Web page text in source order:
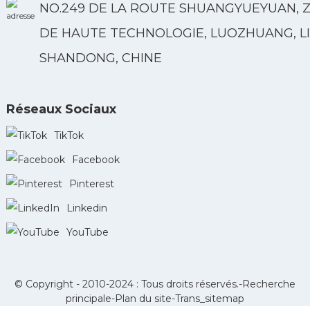
NO.249 DE LA ROUTE SHUANGYUEYUAN,
DE HAUTE TECHNOLOGIE, LUOZHUANG,
SHANDONG, CHINE
Réseaux Sociaux
TikTok
Facebook
Pinterest
Linkedin
YouTube
© Copyright - 2010-2024 : Tous droits réservés.-Recherche
principale-Plan du site-Trans_sitemap